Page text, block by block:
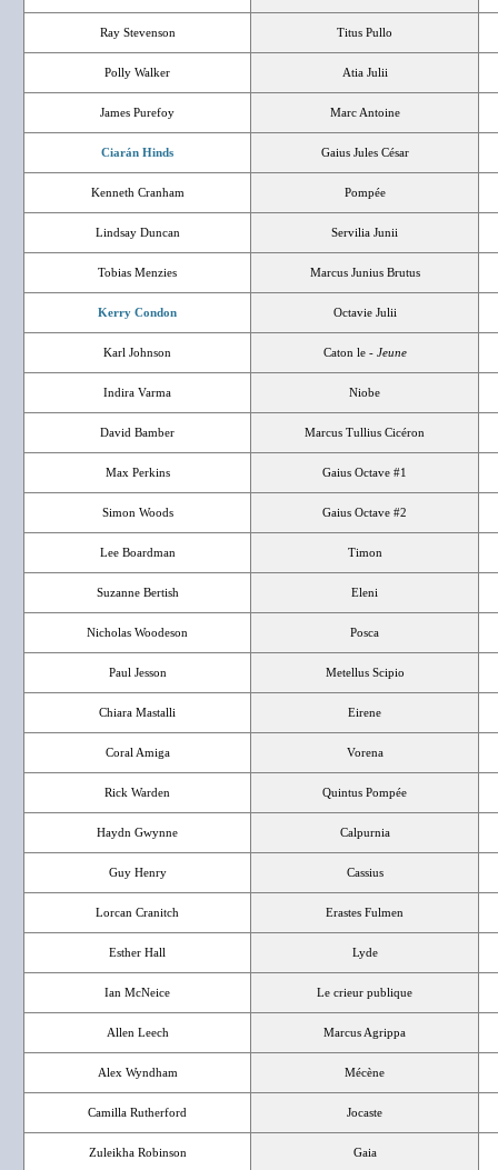
Ray Stevenson Titus Pullo
Polly Walker Atia Julii
James Purefoy Marc Antoine
Ciarán Hinds Gaius Jules César
Kenneth Cranham Pompée
Lindsay Duncan Servilia Junii
Tobias Menzies Marcus Junius Brutus
Kerry Condon Octavie Julii
Karl Johnson Caton le -Jeune
Indira Varma Niobe
David Bamber Marcus Tullius Cicéron
Max Perkins Gaius Octave #1
Simon Woods Gaius Octave #2
Lee Boardman Timon
Suzanne Bertish Eleni
Nicholas Woodeson Posca
Paul Jesson Metellus Scipio
Chiara Mastalli Eirene
Coral Amiga Vorena
Rick Warden Quintus Pompée
Haydn Gwynne Calpurnia
Guy Henry Cassius
Lorcan Cranitch Erastes Fulmen
Esther Hall Lyde
Ian McNeice Le crieur publique
Allen Leech Marcus Agrippa
Alex Wyndham Mécène
Camilla Rutherford Jocaste
Zuleikha Robinson Gaia